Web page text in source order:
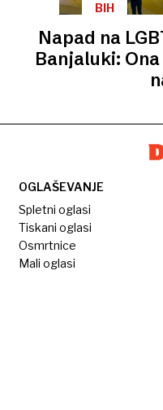
BIH
Napad na
Banjaluki:
OGLAŠEVANJE
Spletni oglasi
Tiskani oglasi
Osmrtnice
Mali oglasi